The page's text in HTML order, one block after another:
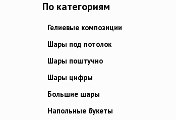
По категориям
Гелиевые композиции
Шары под потолок
Шары поштучно
Шары цифры
Большие шары
Напольные букеты